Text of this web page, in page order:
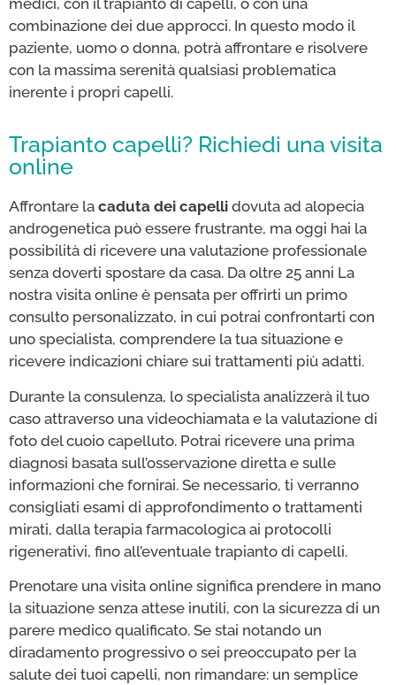
combinazione dei due approcci. In questo modo il
paziente, uomo o donna, potrà affrontare e risolvere
con la massima serenità qualsiasi problematica
inerente i propri capelli.
Trapianto capelli? Richiedi una visita
online
Affrontare la caduta dei capelli dovuta ad alopecia
androgenetica può essere frustrante, ma oggi hai la
possibilità di ricevere una valutazione professionale
senza doverti spostare da casa. Da oltre 25 anni La
nostra visita online è pensata per offrirti un primo
consulto personalizzato, in cui potrai confrontarti con
uno specialista, comprendere la tua situazione e
ricevere indicazioni chiare sui trattamenti più adatti.
Durante la consulenza, lo specialista analizzerà il tuo
caso attraverso una videochiamata e la valutazione di
foto del cuoio capelluto. Potrai ricevere una prima
diagnosi basata sull’osservazione diretta e sulle
informazioni che fornirai. Se necessario, ti verranno
consigliati esami di approfondimento o trattamenti
mirati, dalla terapia farmacologica ai protocolli
rigenerativi, fino all’eventuale trapianto di capelli.
Prenotare una visita online significa prendere in mano
la situazione senza attese inutili, con la sicurezza di un
parere medico qualificato. Se stai notando un
diradamento progressivo o sei preoccupato per la
salute dei tuoi capelli, non rimandare: un semplice